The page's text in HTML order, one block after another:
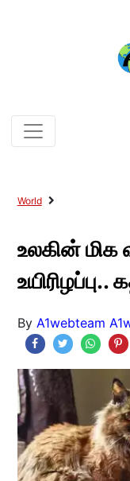
World
உலகின்
By A1webteam